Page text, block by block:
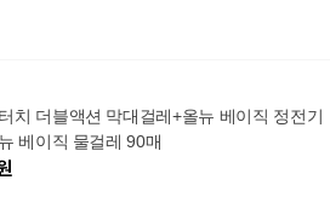
치 더블액션 막대걸레+올뉴 베이직 정전기
베이직 물걸레 90매